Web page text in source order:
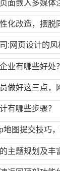
面嵌入多媒体
:网页设计的
业有哪些好处？
有哪些步骤？
主题规划及丰